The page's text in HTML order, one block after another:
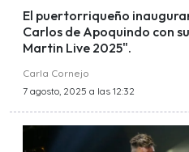
El puertorriqueño
Carlos de Apoquindo con
Martin Live 2025".
Carla Cornejo
7 agosto, 2025 a las 12:32